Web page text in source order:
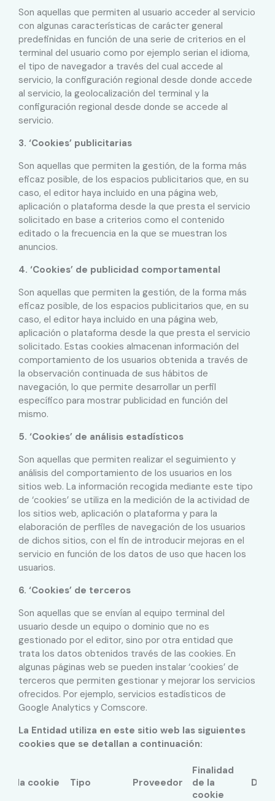
Son aquellas que permiten al usuario acceder al servicio
con algunas características de carácter general
predefinidas en función de una serie de criterios en el
terminal del usuario como por ejemplo serian el idioma,
el tipo de navegador a través del cual accede al
servicio, la configuración regional desde donde accede
al servicio, la geolocalización del terminal y la
configuración regional desde donde se accede al
servicio.
3. ‘Cookies’ publicitarias
Son aquellas que permiten la gestión, de la forma más
eficaz posible, de los espacios publicitarios que, en su
caso, el editor haya incluido en una página web,
aplicación o plataforma desde la que presta el servicio
solicitado en base a criterios como el contenido
editado o la frecuencia en la que se muestran los
anuncios.
4. ‘Cookies’ de publicidad comportamental
Son aquellas que permiten la gestión, de la forma más
eficaz posible, de los espacios publicitarios que, en su
caso, el editor haya incluido en una página web,
aplicación o plataforma desde la que presta el servicio
solicitado. Estas cookies almacenan información del
comportamiento de los usuarios obtenida a través de
la observación continuada de sus hábitos de
navegación, lo que permite desarrollar un perfil
específico para mostrar publicidad en función del
mismo.
5. ‘Cookies’ de análisis estadísticos
Son aquellas que permiten realizar el seguimiento y
análisis del comportamiento de los usuarios en los
sitios web. La información recogida mediante este tipo
de ‘cookies’ se utiliza en la medición de la actividad de
los sitios web, aplicación o plataforma y para la
elaboración de perfiles de navegación de los usuarios
de dichos sitios, con el fin de introducir mejoras en el
servicio en función de los datos de uso que hacen los
usuarios.
6. ‘Cookies’ de terceros
Son aquellas que se envían al equipo terminal del
usuario desde un equipo o dominio que no es
gestionado por el editor, sino por otra entidad que
trata los datos obtenidos través de las cookies. En
algunas páginas web se pueden instalar ‘cookies’ de
terceros que permiten gestionar y mejorar los servicios
ofrecidos. Por ejemplo, servicios estadísticos de
Google Analytics y Comscore.
La Entidad utiliza en este sitio web las siguientes
cookies que se detallan a continuación:
la cookie Tipo Proveedor
Finalidad
de la
cookie